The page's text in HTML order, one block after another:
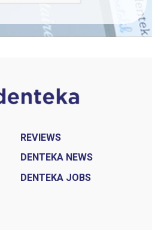
REVIEWS
DENTEKA NEWS
DENTEKA JOBS